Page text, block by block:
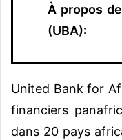
À propos
(UBA):
United Bank for
financiers
dans 20 pays